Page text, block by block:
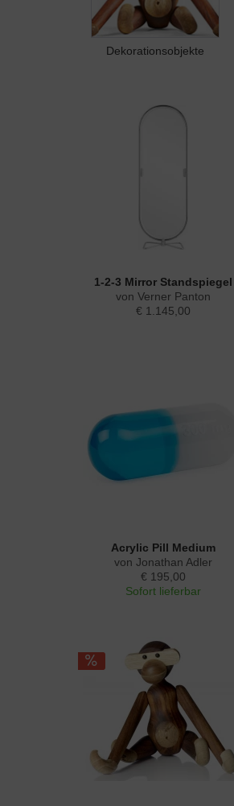
Dekorationsobjekte
1-2-3 Mirror Standspiegel
von Verner Panton
€ 1.145,00
Acrylic Pill Medium
von Jonathan Adler
€ 195,00
Sofort lieferbar